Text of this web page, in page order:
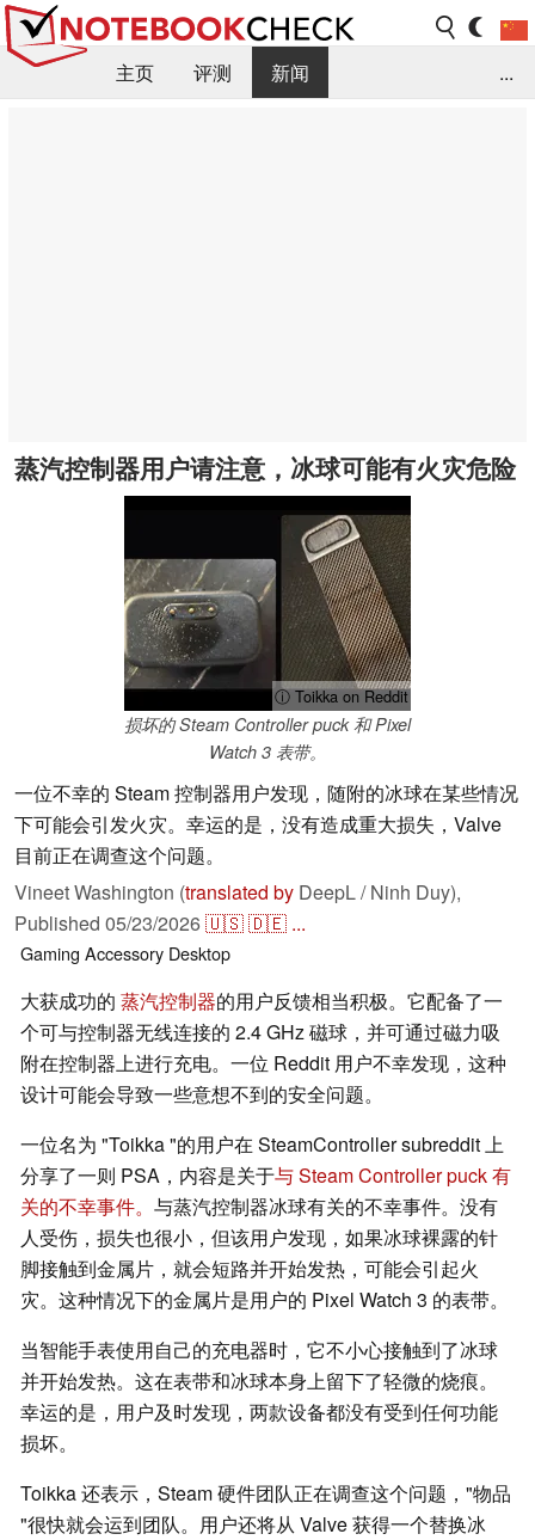
主页 评测
新闻
...
蒸汽控制器用户请注意，冰球可能有火灾危险
ⓘ Toikka on Reddit
损坏的 Steam Controller puck 和 Pixel
Watch 3 表带。
一位不幸的 Steam 控制器用户发现，随附的冰球在某些情况
下可能会引发火灾。幸运的是，没有造成重大损失，Valve
目前正在调查这个问题。
Vineet Washington (translated by DeepL / Ninh Duy),
Published 05/23/2026🇺🇸🇩🇪 ...
Gaming Accessory Desktop
大获成功的 蒸汽控制器的用户反馈相当积极。它配备了一
个可与控制器无线连接的 2.4 GHz 磁球，并可通过磁力吸
附在控制器上进行充电。一位 Reddit 用户不幸发现，这种
设计可能会导致一些意想不到的安全问题。
一位名为 "Toikka "的用户在 SteamController subreddit 上
分享了一则 PSA，内容是关于与 Steam Controller puck 有
关的不幸事件。 与蒸汽控制器冰球有关的不幸事件。没有
人受伤，损失也很小，但该用户发现，如果冰球裸露的针
脚接触到金属片，就会短路并开始发热，可能会引起火
灾。这种情况下的金属片是用户的 Pixel Watch 3 的表带。
当智能手表使用自己的充电器时，它不小心接触到了冰球
并开始发热。这在表带和冰球本身上留下了轻微的烧痕。
幸运的是，用户及时发现，两款设备都没有受到任何功能
损坏。
Toikka 还表示，Steam 硬件团队正在调查这个问题，"物品
"很快就会运到团队。用户还将从 Valve 获得一个替换冰